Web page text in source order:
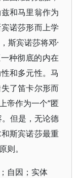
和马里翁作为
诺莎形而上学
斯宾诺莎将邓·
种彻底的内在
和多元性。马
了笛卡尔形而
帝作为一个“匿
但是，无论德
斯宾诺莎最重
。
自因；实体